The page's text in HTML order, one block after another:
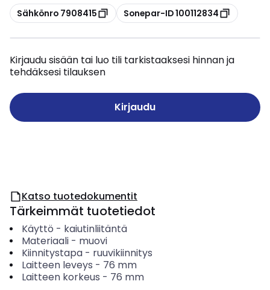
Kopioi
Sähkönro 7908415 Kopioi
Sonepar-ID 100112834
Kirjaudu sisään tai luo tili tarkistaaksesi hinnan ja
tehdäksesi tilauksen
Kirjaudu
Katso tuotedokumentit
Tärkeimmät tuotetiedot
Käyttö - kaiutinliitäntä
Materiaali- muovi
Kiinnitystapa- ruuvikiinnitys
Laitteen leveys - 76 mm
Laitteen korkeus - 76 mm